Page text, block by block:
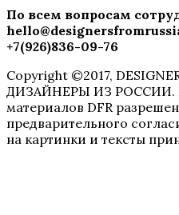
По всем вопросам
+7(926)836-09-76
Copyright ©2017,
ДИЗАЙНЕРЫ ИЗ РОССИИ.
материалов DFR
предварительного
на картинки и тексты